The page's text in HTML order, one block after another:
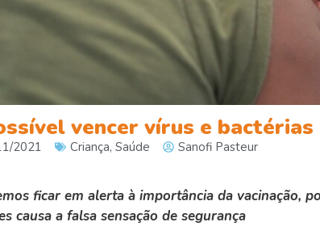
vencer vírus e
2021 Criança, Saúde Sanofi Pasteur
ficar em alerta à importância da vacinação,
causa a falsa sensação de segurança